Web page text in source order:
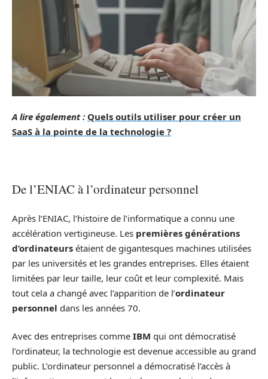
A lire également : Quels outils utiliser pour créer un
SaaS à la pointe de la technologie ?
De l’ENIAC à l’ordinateur personnel
Après l’ENIAC, l’histoire de l’informatique a connu une
accélération vertigineuse. Les premières générations
d’ordinateurs étaient de gigantesques machines utilisées
par les universités et les grandes entreprises. Elles étaient
limitées par leur taille, leur coût et leur complexité. Mais
tout cela a changé avec l’apparition de l’ordinateur
personnel dans les années 70.
Avec des entreprises comme IBM qui ont démocratisé
l’ordinateur, la technologie est devenue accessible au grand
public. L’ordinateur personnel a démocratisé l’accès à